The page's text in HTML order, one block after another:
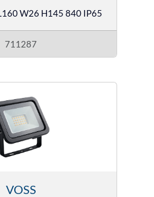
W26 H145 840 IP65
711287
VOSS